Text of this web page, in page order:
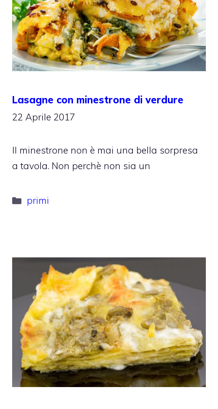
Lasagne con minestrone di verdure
22 Aprile 2017
Il minestrone non è mai una bella sorpresa
a tavola. Non perchè non sia un
Categorie
primi